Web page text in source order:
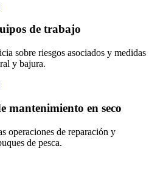
de trabajo
sobre riesgos asociados y medidas
y bajura.
mantenimiento en seco
operaciones de reparación y
de pesca.